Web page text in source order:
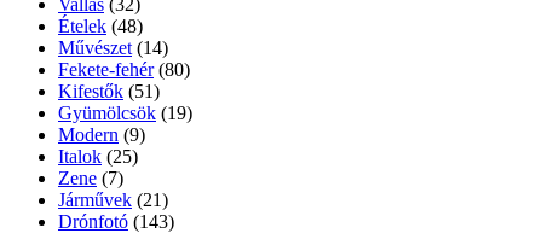
Ételek (48)
Művészet (14)
Fekete-fehér (80)
Kifestők (51)
Gyümölcsök (19)
Modern (9)
Italok (25)
Zene (7)
Járművek (21)
Drónfotó (143)